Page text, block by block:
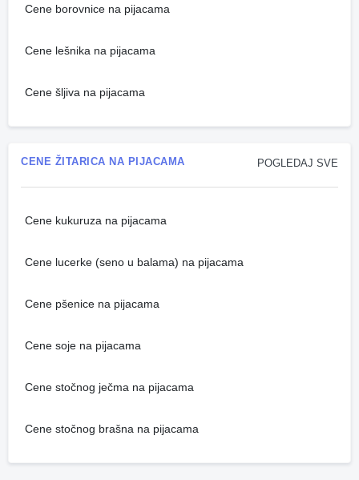
Cene borovnice na pijacama
Cene lešnika na pijacama
Cene šljiva na pijacama
POGLEDAJ SVE
CENE ŽITARICA NA PIJACAMA
Cene kukuruza na pijacama
Cene lucerke (seno u balama) na pijacama
Cene pšenice na pijacama
Cene soje na pijacama
Cene stočnog ječma na pijacama
Cene stočnog brašna na pijacama